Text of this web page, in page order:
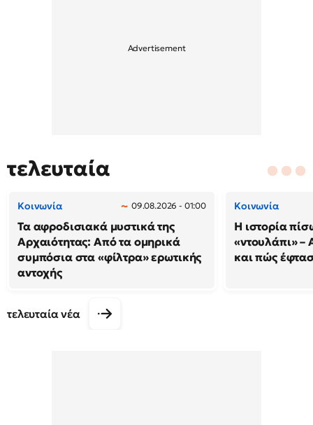
τελευταία
Κοινωνία 09.08.2026 - 01:00
Τα αφροδισιακά μυστικά της
Αρχαιότητας: Από τα ομηρικά
συμπόσια στα «φίλτρα» ερωτικής
αντοχής
Κοινωνία
Η ιστορία
«ντουλάπι» –
και πώς
τελευταία νέα